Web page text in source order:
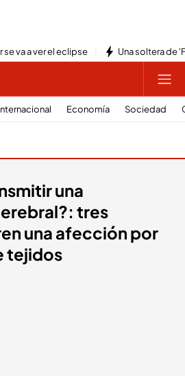
va a ver el eclipse Una soltera de
Economía Sociedad
una
tres
una afección por
tejidos